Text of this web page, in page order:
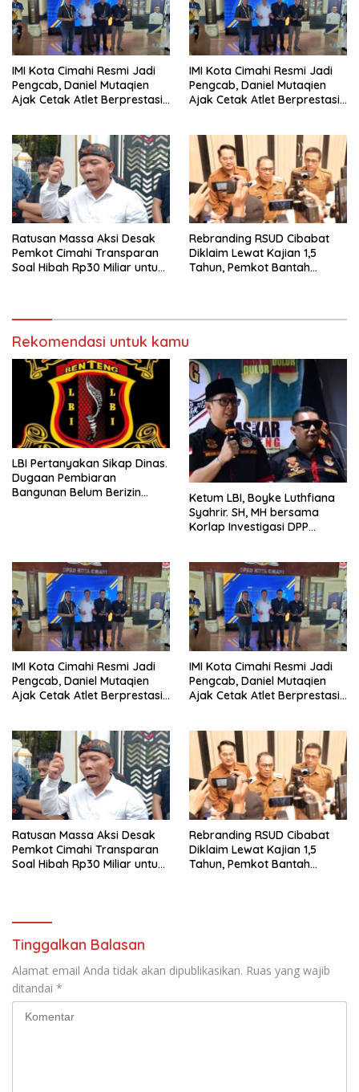
IMI Kota Cimahi Resmi Jadi
Pengcab, Daniel Mutaqien
Ajak Cetak Atlet Berprestasi
IMI Kota Cimahi Resmi Jadi
Pengcab, Daniel Mutaqien
Ajak Cetak Atlet Berprestasi
Ratusan Massa Aksi Desak
Pemkot Cimahi Transparan
Soal Hibah Rp30 Miliar untuk
Rebranding RSUD Cibabat
Diklaim Lewat Kajian 1,5
Tahun, Pemkot Bantah
Rekomendasi untuk kamu
LBI Pertanyakan Sikap Dinas.
Dugaan Pembiaran
Bangunan Belum Berizin
Ketum LBI, Boyke Luthfiana
Syahrir. SH, MH bersama
Korlap Investigasi DPP
Pembangunan Datatel
Diduga Belum Berizin di
Parungponteng,
IMI Kota Cimahi Resmi Jadi
Pengcab, Daniel Mutaqien
Ajak Cetak Atlet Berprestasi
IMI Kota Cimahi Resmi Jadi
Pengcab, Daniel Mutaqien
Ajak Cetak Atlet Berprestasi
Ratusan Massa Aksi Desak
Pemkot Cimahi Transparan
Soal Hibah Rp30 Miliar untuk
Rebranding RSUD Cibabat
Diklaim Lewat Kajian 1,5
Tahun, Pemkot Bantah
Tinggalkan Balasan
Alamat email Anda tidak akan dipublikasikan. Ruas yang wajib
ditandai *